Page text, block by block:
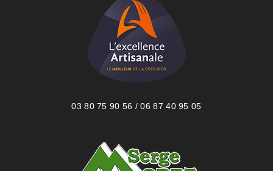
03 80 75 90 56 / 06 87 40 95 05